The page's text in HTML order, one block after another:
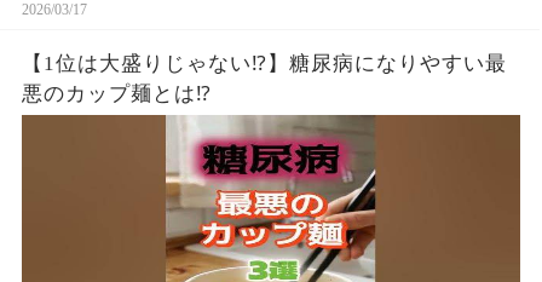
2026/03/17
【1位は大盛りじゃない⁉】糖尿病になりやすい最
悪のカップ麺とは⁉